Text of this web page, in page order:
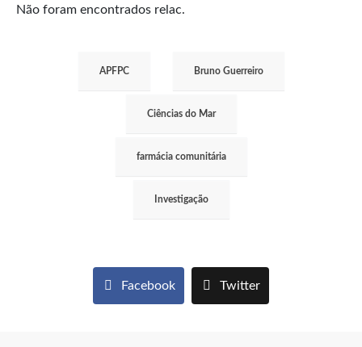
Não foram encontrados relac.
APFPC Bruno Guerreiro
Ciências do Mar
farmácia comunitária
Investigação
Facebook Twitter